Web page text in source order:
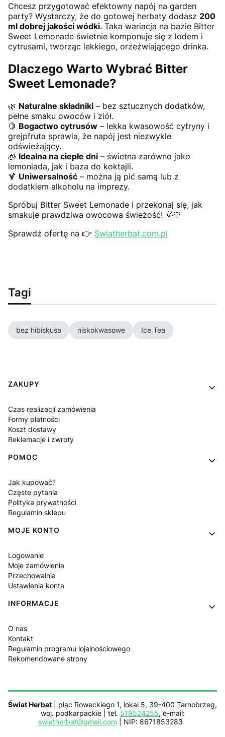
Chcesz przygotować efektowny napój na garden
party? Wystarczy, że do gotowej herbaty dodasz 200
ml dobrej jakości wódki. Taka wariacja na bazie Bitter
Sweet Lemonade świetnie komponuje się z lodem i
cytrusami, tworząc lekkiego, orzeźwiającego drinka.
Dlaczego Warto Wybrać Bitter
Sweet Lemonade?
🌿 Naturalne składniki – bez sztucznych dodatków,
pełne smaku owoców i ziół.
🍋 Bogactwo cytrusów – lekka kwasowość cytryny i
grejpfruta sprawia, że napój jest niezwykle
odświeżający.
🧊 Idealna na ciepłe dni – świetna zarówno jako
lemoniada, jak i baza do koktajli.
🍹 Uniwersalność – można ją pić samą lub z
dodatkiem alkoholu na imprezy.
Spróbuj Bitter Sweet Lemonade i przekonaj się, jak
smakuje prawdziwa owocowa świeżość! 🌞💛
Sprawdź ofertę na 👉 Swiatherbat.com.pl
Tagi
bez hibiskusa niskokwasowe Ice Tea
Linki w stopce
ZAKUPY
Czas realizacji zamówienia
Formy płatności
Koszt dostawy
Reklamacje i zwroty
POMOC
Jak kupować?
Częste pytania
Polityka prywatności
Regulamin sklepu
MOJE KONTO
Logowanie
Moje zamówienia
Przechowalnia
Ustawienia konta
INFORMACJE
O nas
Kontakt
Regulamin programu lojalnościowego
Rekomendowane strony
Świat Herbat | plac Roweckiego 1, lokal 5, 39-400 Tarnobrzeg,
woj. podkarpackie | tel. 519524255, e-mail:
swiatherbat@gmail.com | NIP: 8671853283